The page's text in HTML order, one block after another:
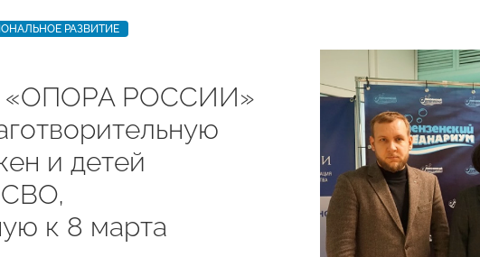
РАЗВИТИЕ
«ОПОРА РОССИИ»
и детей
СВО,
к 8 марта